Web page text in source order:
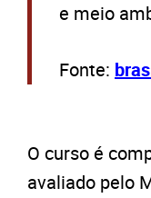
e meio
Fonte:
O curso é
avaliado pelo